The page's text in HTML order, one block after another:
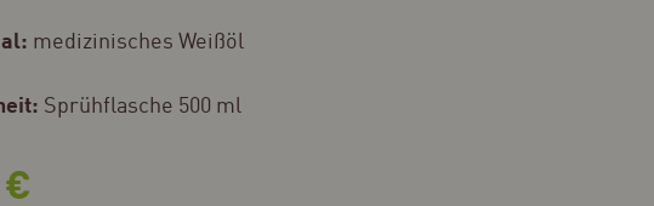
medizinisches Weißöl
Sprühflasche 500 ml